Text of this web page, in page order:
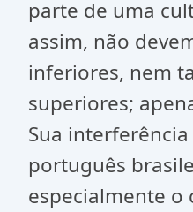
parte de uma
assim, não
inferiores, nem
superiores;
Sua
português
especialmente o